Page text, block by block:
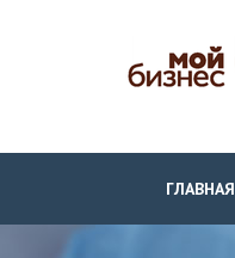
ГЛАВНАЯ